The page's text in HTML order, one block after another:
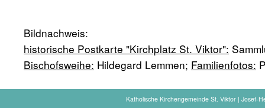
Bildnachweis:
historische Postkarte "Kirchplatz St. Viktor":
Bischofsweihe: Hildegard Lemmen; Familienfotos:
Katholische Kirchengemeinde St. Viktor | Josef-